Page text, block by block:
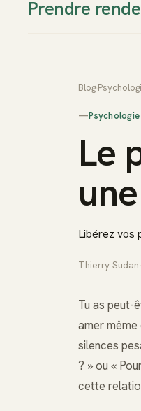
Prendre
Blog
—Psychologie
Le
Libérez vos
Thierry Sudan
Tu as peut-
amer
silences
? » ou «
cette